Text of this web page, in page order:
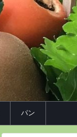
パン